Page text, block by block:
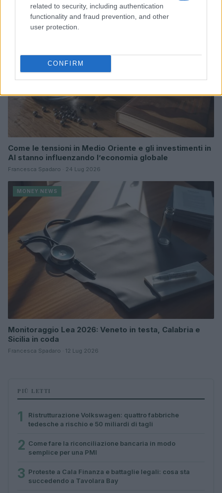
related to security, including authentication
functionality and fraud prevention, and other
user protection.
CONFIRM
MONEY NEWS
Come le tensioni in Medio Oriente e gli investimenti in
AI stanno influenzando l’economia globale
Francesca Spadaro · 24 Lug 2026
MONEY NEWS
Monitoraggio Lea 2026: Veneto in testa, Calabria e
Sicilia in coda
Francesca Spadaro · 12 Lug 2026
PIÙ LETTI
1
Ristrutturazione Volkswagen: quattro fabbriche
tedesche a rischio e 50 miliardi di tagli
2 Come fare la riconciliazione bancaria in modo
semplice per una PMI
3 Proteste a Cala Finanza e battaglie legali: cosa sta
succedendo a Tavolara Bay